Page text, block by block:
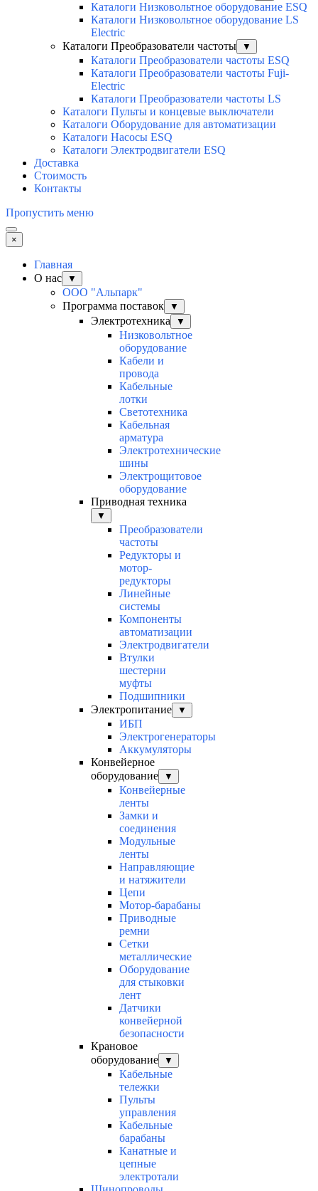
Каталоги Низковольтное оборудование ESQ
Каталоги Низковольтное оборудование LS
Electric
Каталоги Преобразователи частоты
▼
Каталоги Преобразователи частоты ESQ
Каталоги Преобразователи частоты Fuji-
Electric
Каталоги Преобразователи частоты LS
Каталоги Пульты и концевые выключатели
Каталоги Оборудование для автоматизации
Каталоги Насосы ESQ
Каталоги Электродвигатели ESQ
Доставка
Стоимость
Контакты
Пропустить меню
×
Главная
О нас
▼
ООО "Альпарк"
Программа поставок
▼
Электротехника ▼
Низковольтное
оборудование
Кабели и
провода
Кабельные
лотки
Светотехника
Кабельная
арматура
Электротехнические
шины
Электрощитовое
оборудование
Приводная техника
▼
Преобразователи
частоты
Редукторы и
мотор-
редукторы
Линейные
системы
Компоненты
автоматизации
Электродвигатели
Втулки
шестерни
муфты
Подшипники
Электропитание
▼
ИБП
Электрогенераторы
Аккумуляторы
Конвейерное
оборудование
▼
Конвейерные
ленты
Замки и
соединения
Модульные
ленты
Направляющие
и натяжители
Цепи
Мотор-барабаны
Приводные
ремни
Сетки
металлические
Оборудование
для стыковки
лент
Датчики
конвейерной
безопасности
Крановое
оборудование
▼
Кабельные
тележки
Пульты
управления
Кабельные
барабаны
Канатные и
цепные
электротали